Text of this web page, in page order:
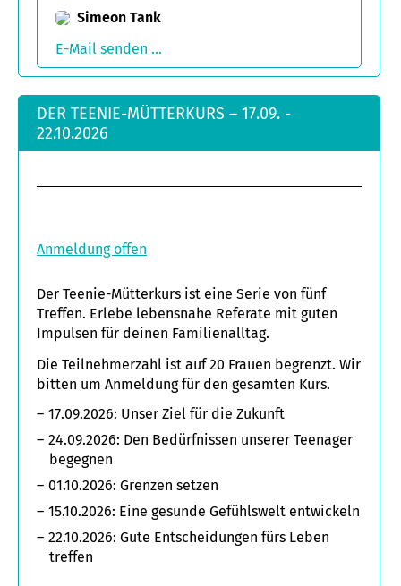
Simeon Tank
E-Mail senden ...
DER TEENIE-MÜTTERKURS – 17.09. -
22.10.2026
Anmeldung offen
Der Teenie-Mütterkurs ist eine Serie von fünf
Treffen. Erlebe lebensnahe Referate mit guten
Impulsen für deinen Familienalltag.
Die Teilnehmerzahl ist auf 20 Frauen begrenzt. Wir
bitten um Anmeldung für den gesamten Kurs.
17.09.2026: Unser Ziel für die Zukunft
24.09.2026: Den Bedürfnissen unserer Teenager
begegnen
01.10.2026: Grenzen setzen
15.10.2026: Eine gesunde Gefühlswelt entwickeln
22.10.2026: Gute Entscheidungen fürs Leben
treffen